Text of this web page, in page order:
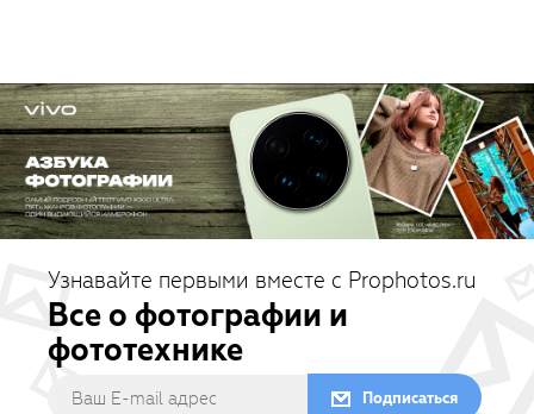
Узнавайте первыми вместе с Prophotos.ru
Все о фотографии и
фототехнике
Подписаться